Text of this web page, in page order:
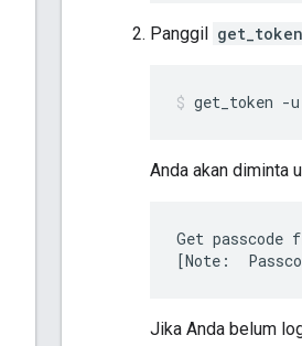
Panggil get_token
get_token -u
Anda akan diminta
Get passcode
[Note:
Jika Anda belum